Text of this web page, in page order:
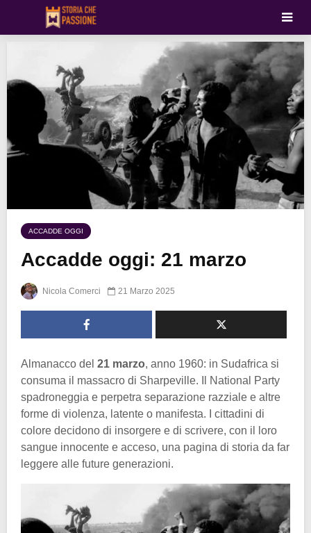
ACCADDE OGGI
Accadde oggi: 21 marzo
Nicola Comerci 21 Marzo 2025
Almanacco del 21 marzo, anno 1960: in Sudafrica si
consuma il massacro di Sharpeville. Il National Party
spadroneggia e perpetra separazione razziale e altre
forme di violenza, latente o manifesta. I cittadini di
colore decidono di insorgere e di scrivere, con il loro
sangue innocente e acceso, una pagina di storia da far
leggere alle future generazioni.